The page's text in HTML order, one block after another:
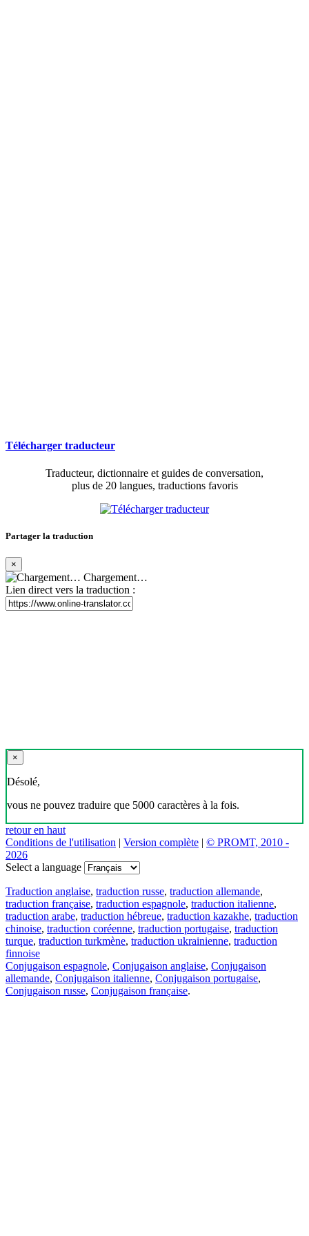
Télécharger traducteur
Traducteur, dictionnaire et guides de conversation,
plus de 20 langues, traductions favoris
Partager la traduction
×
Chargement…
Lien direct vers la traduction :
×
Désolé,
vous ne pouvez traduire que 5000 caractères à la fois.
retour en haut
Conditions de l'utilisation | Version complète | © PROMT, 2010 -
2026
Select a language
Traduction anglaise, traduction russe, traduction allemande,
traduction française, traduction espagnole, traduction italienne,
traduction arabe, traduction hébreue, traduction kazakhe, traduction
chinoise, traduction coréenne, traduction portugaise, traduction
turque, traduction turkmène, traduction ukrainienne, traduction
finnoise
Conjugaison espagnole, Conjugaison anglaise, Conjugaison
allemande, Conjugaison italienne, Conjugaison portugaise,
Conjugaison russe, Conjugaison française.